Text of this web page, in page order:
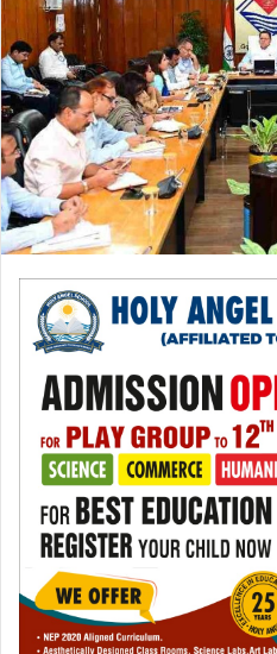
a
e
m
a
i
l